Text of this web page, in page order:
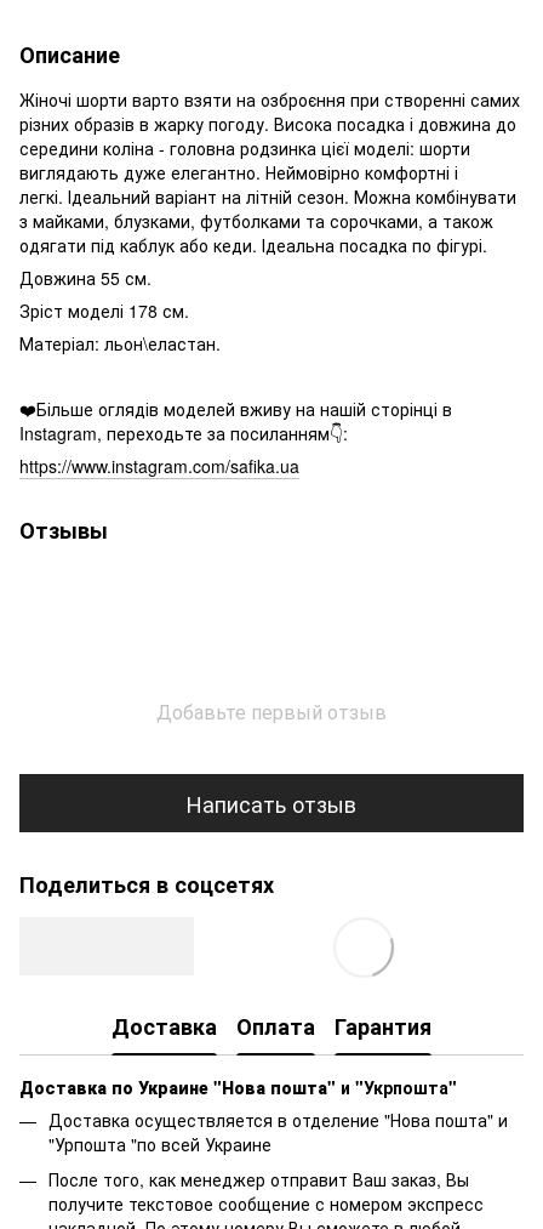
Описание
Жіночі шорти варто взяти на озброєння при створенні самих
різних образів в жарку погоду. Висока посадка і довжина до
середини коліна - головна родзинка цієї моделі: шорти
виглядають дуже елегантно. Неймовірно комфортні і
легкі. Ідеальний варіант на літній сезон. Можна комбінувати
з майками, блузками, футболками та сорочками, а також
одягати під каблук або кеди. Ідеальна посадка по фігурі.
Довжина 55 см.
Зріст моделі 178 см.
Матеріал: льон\еластан.
❤️Більше оглядів моделей вживу на нашій сторінці в
Instagram, переходьте за посиланням👇:
https://www.instagram.com/safika.ua
Отзывы
Добавьте первый отзыв
Написать отзыв
Поделиться в соцсетях
Доставка Оплата Гарантия
Доставка по Украине "Нова пошта" и "Укрпошта"
Доставка осуществляется в отделение "Нова пошта" и
"Урпошта "по всей Украине
После того, как менеджер отправит Ваш заказ, Вы
получите текстовое сообщение с номером экспресс